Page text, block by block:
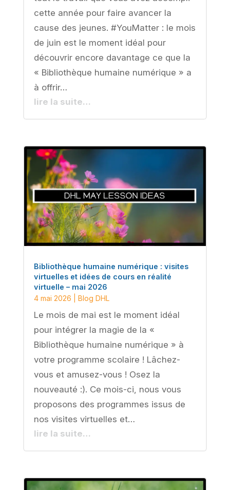
cette année pour faire avancer la
cause des jeunes. #YouMatter : le mois
de juin est le moment idéal pour
découvrir encore davantage ce que la
« Bibliothèque humaine numérique » a
à offrir…
lire la suite…
Bibliothèque humaine numérique : visites
virtuelles et idées de cours en réalité
virtuelle – mai 2026
4 mai 2026
Blog DHL
Le mois de mai est le moment idéal
pour intégrer la magie de la «
Bibliothèque humaine numérique » à
votre programme scolaire ! Lâchez-
vous et amusez-vous ! Osez la
nouveauté :). Ce mois-ci, nous vous
proposons des programmes issus de
nos visites virtuelles et…
lire la suite…